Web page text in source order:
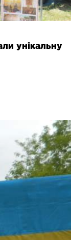
унікальну